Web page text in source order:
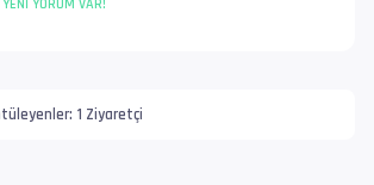
YENI YORUM VAR!
1 Ziyaretçi